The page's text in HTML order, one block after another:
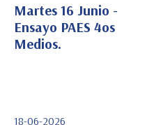
Ver Detalle
Martes 16 Junio -
Ensayo PAES 4os
Medios.
18-06-2026